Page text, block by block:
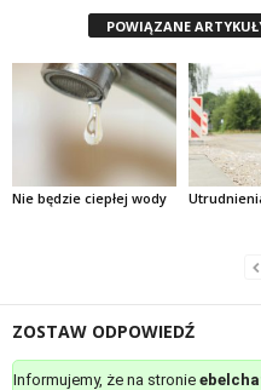
POWIĄZANE
Nie będzie ciepłej wody
ZOSTAW ODPOWIEDŹ
Informujemy, że na stronie